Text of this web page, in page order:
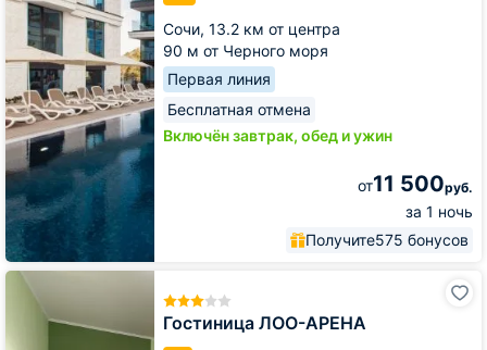
Сочи, 13.2 км от центра
90 м от Черного моря
Первая линия
Бесплатная отмена
Включён завтрак, обед и ужин
от11 500руб.
за 1 ночь
Получите575 бонусов
Гостиница ЛОО-АРЕНА
Гостиница
ЛОО-
АРЕНА